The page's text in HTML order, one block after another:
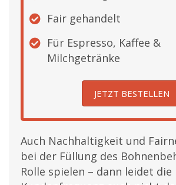
Fair gehandelt
Für Espresso, Kaffee &
Milchgetränke
JETZT BESTELLEN
Auch Nachhaltigkeit und
bei der Füllung des
Rolle spielen – dann leidet die